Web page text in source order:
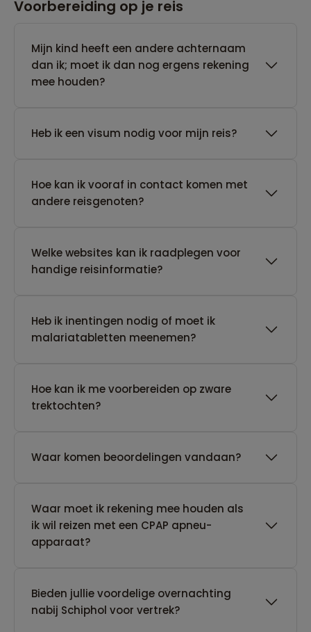
Voorbereiding op je reis
Mijn kind heeft een andere achternaam
dan ik; moet ik dan nog ergens rekening
mee houden?
Heb ik een visum nodig voor mijn reis?
Hoe kan ik vooraf in contact komen met
andere reisgenoten?
Welke websites kan ik raadplegen voor
handige reisinformatie?
Heb ik inentingen nodig of moet ik
malariatabletten meenemen?
Hoe kan ik me voorbereiden op zware
trektochten?
Waar komen beoordelingen vandaan?
Waar moet ik rekening mee houden als
ik wil reizen met een CPAP apneu-
apparaat?
Bieden jullie voordelige overnachting
nabij Schiphol voor vertrek?